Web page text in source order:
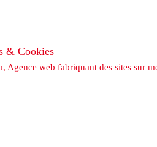
& Cookies
Agence web fabriquant des sites sur